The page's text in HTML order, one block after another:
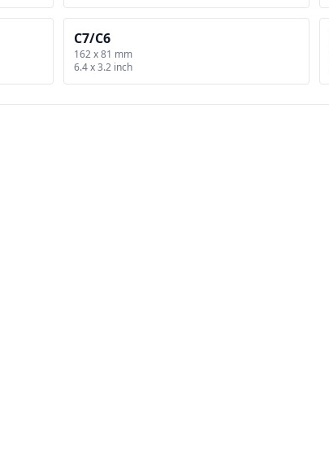
C7/C6
162 x 81 mm
6.4 x 3.2 inch